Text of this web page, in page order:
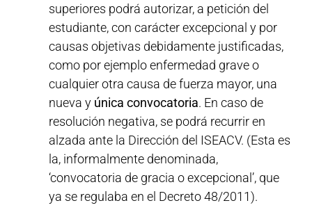
superiores podrá autorizar, a petición del
estudiante, con carácter excepcional y por
causas objetivas debidamente justificadas,
como por ejemplo enfermedad grave o
cualquier otra causa de fuerza mayor, una
nueva y única convocatoria. En caso de
resolución negativa, se podrá recurrir en
alzada ante la Dirección del ISEACV. (Esta es
la, informalmente denominada,
‘convocatoria de gracia o excepcional’, que
ya se regulaba en el Decreto 48/2011).